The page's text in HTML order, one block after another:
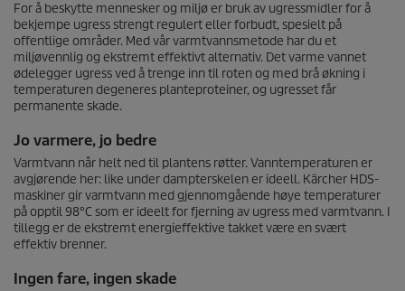
For å beskytte mennesker og miljø er bruk av ugressmidler for å
bekjempe ugress strengt regulert eller forbudt, spesielt på
offentlige områder. Med vår varmtvannsmetode har du et
miljøvennlig og ekstremt effektivt alternativ. Det varme vannet
ødelegger ugress ved å trenge inn til roten og med brå økning i
temperaturen degeneres planteproteiner, og ugresset får
permanente skade.
Jo varmere, jo bedre
Varmtvann når helt ned til plantens røtter. Vanntemperaturen er
avgjørende her: like under dampterskelen er ideell. Kärcher HDS-
maskiner gir varmtvann med gjennomgående høye temperaturer
på opptil 98°C som er ideelt for fjerning av ugress med varmtvann. I
tillegg er de ekstremt energieffektive takket være en svært
effektiv brenner.
Ingen fare, ingen skade